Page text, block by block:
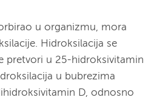
u organizmu, mora
Hidroksilacija se
pretvori u 25-hidroksivitamin
u bubrezima
D, odnosno